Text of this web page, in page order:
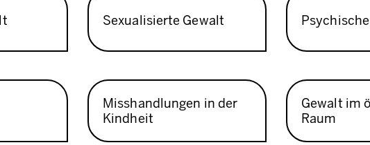
Sexualisierte Gewalt
Misshandlungen in der
Kindheit
Gewalt im
Raum